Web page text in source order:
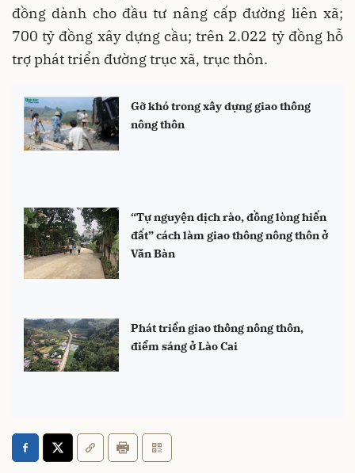
đồng dành cho đầu tư nâng cấp đường liên xã;
700 tỷ đồng xây dựng cầu; trên 2.022 tỷ đồng hỗ
trợ phát triển đường trục xã, trục thôn.
Gỡ khó trong xây dựng giao thông
nông thôn
“Tự nguyện dịch rào, đồng lòng hiến
đất” cách làm giao thông nông thôn ở
Văn Bàn
Phát triển giao thông nông thôn,
điểm sáng ở Lào Cai